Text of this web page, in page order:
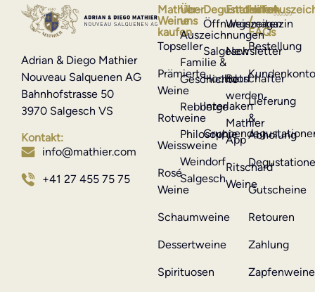
Adrian & Diego Mathier
Nouveau Salquenen AG
Bahnhofstrasse 50
3970 Salgesch VS
Kontakt:
info@mathier.com
+41 27 455 75 75
Mathier-
Weine
kaufen
Topseller
Prämierte
Weine
Rotweine
Weissweine
Rosé
Weine
Schaumweine
Dessertweine
Spirituosen
Hilfe
/
FAQs
Bestellung
Lieferung
&
Abholung
Gutscheine
Retouren
Zahlung
Zapfenweine
Entdecken
Weinmagazin
Newsletter
Botschafter
werden
Mathier
App
Ritschard
Weine
Degustationen
Öffnungszeiten
Salgesch
Hochdorf
Interlaken
Über
uns
Auszeichnungen
Familie &
Geschichte
Rebberge
Philosophie
Weindorf
Salgesch